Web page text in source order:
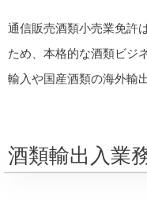
通信販売酒類小売業免許
ため、本格的な酒類ビジ
輸入や国産酒類の海外輸
酒類輸出入業